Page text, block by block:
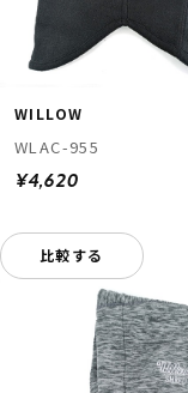
WILLOW
WLAC-955
¥4,620
比較する